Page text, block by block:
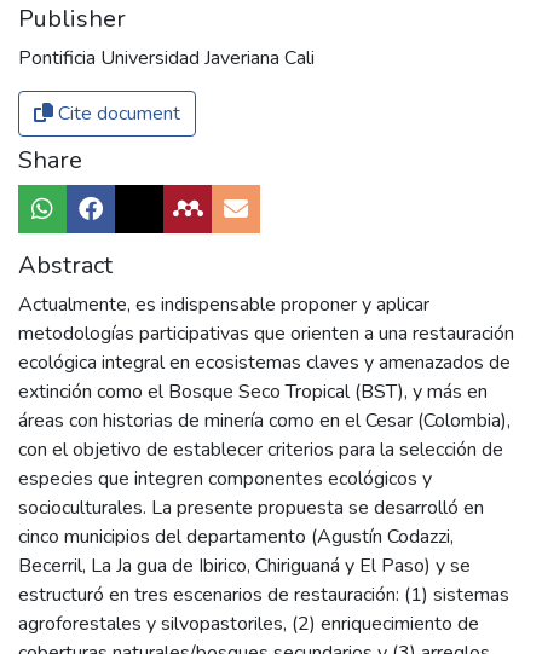
Publisher
Pontificia Universidad Javeriana Cali
Cite document
Share
Abstract
Actualmente, es indispensable proponer y aplicar
metodologías participativas que orienten a una restauración
ecológica integral en ecosistemas claves y amenazados de
extinción como el Bosque Seco Tropical (BST), y más en
áreas con historias de minería como en el Cesar (Colombia),
con el objetivo de establecer criterios para la selección de
especies que integren componentes ecológicos y
socioculturales. La presente propuesta se desarrolló en
cinco municipios del departamento (Agustín Codazzi,
Becerril, La Ja gua de Ibirico, Chiriguaná y El Paso) y se
estructuró en tres escenarios de restauración: (1) sistemas
agroforestales y silvopastoriles, (2) enriquecimiento de